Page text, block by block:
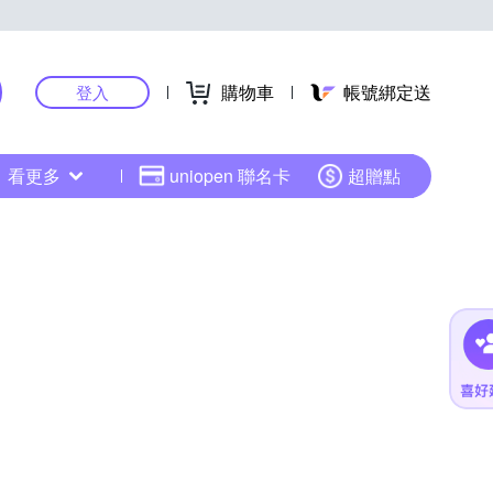
登入 購物車 帳號綁定送
看更多 uniopen 聯名卡 超贈點